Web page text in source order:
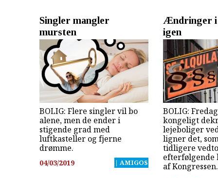
Singler mangler
mursten
BOLIG: Flere singler vil bo
alene, men de ender i
stigende grad med
luftkasteller og fjerne
drømme.
04/03/2019 | AMIGOS
Ændringer i
igen
BOLIG:
kongeligt
lejeboliger
ligner det,
tidligere
efterfølgende
af Kongressen.